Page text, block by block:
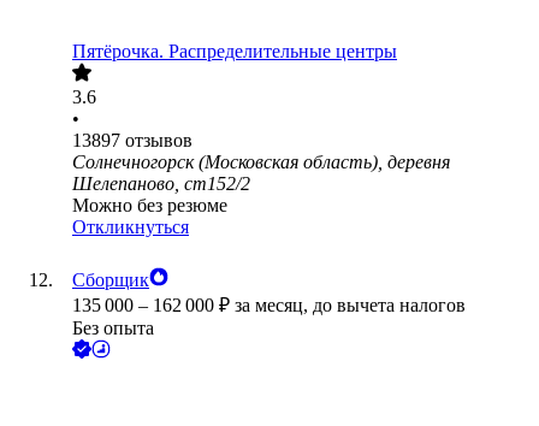
Пятёрочка. Распределительные центры
3.6
•
13897 отзывов
Солнечногорск (Московская область), деревня
Шелепаново, ст152/2
Можно без резюме
Откликнуться
Сборщик
135 000 – 162 000 ₽ за месяц, до вычета налогов
Без опыта